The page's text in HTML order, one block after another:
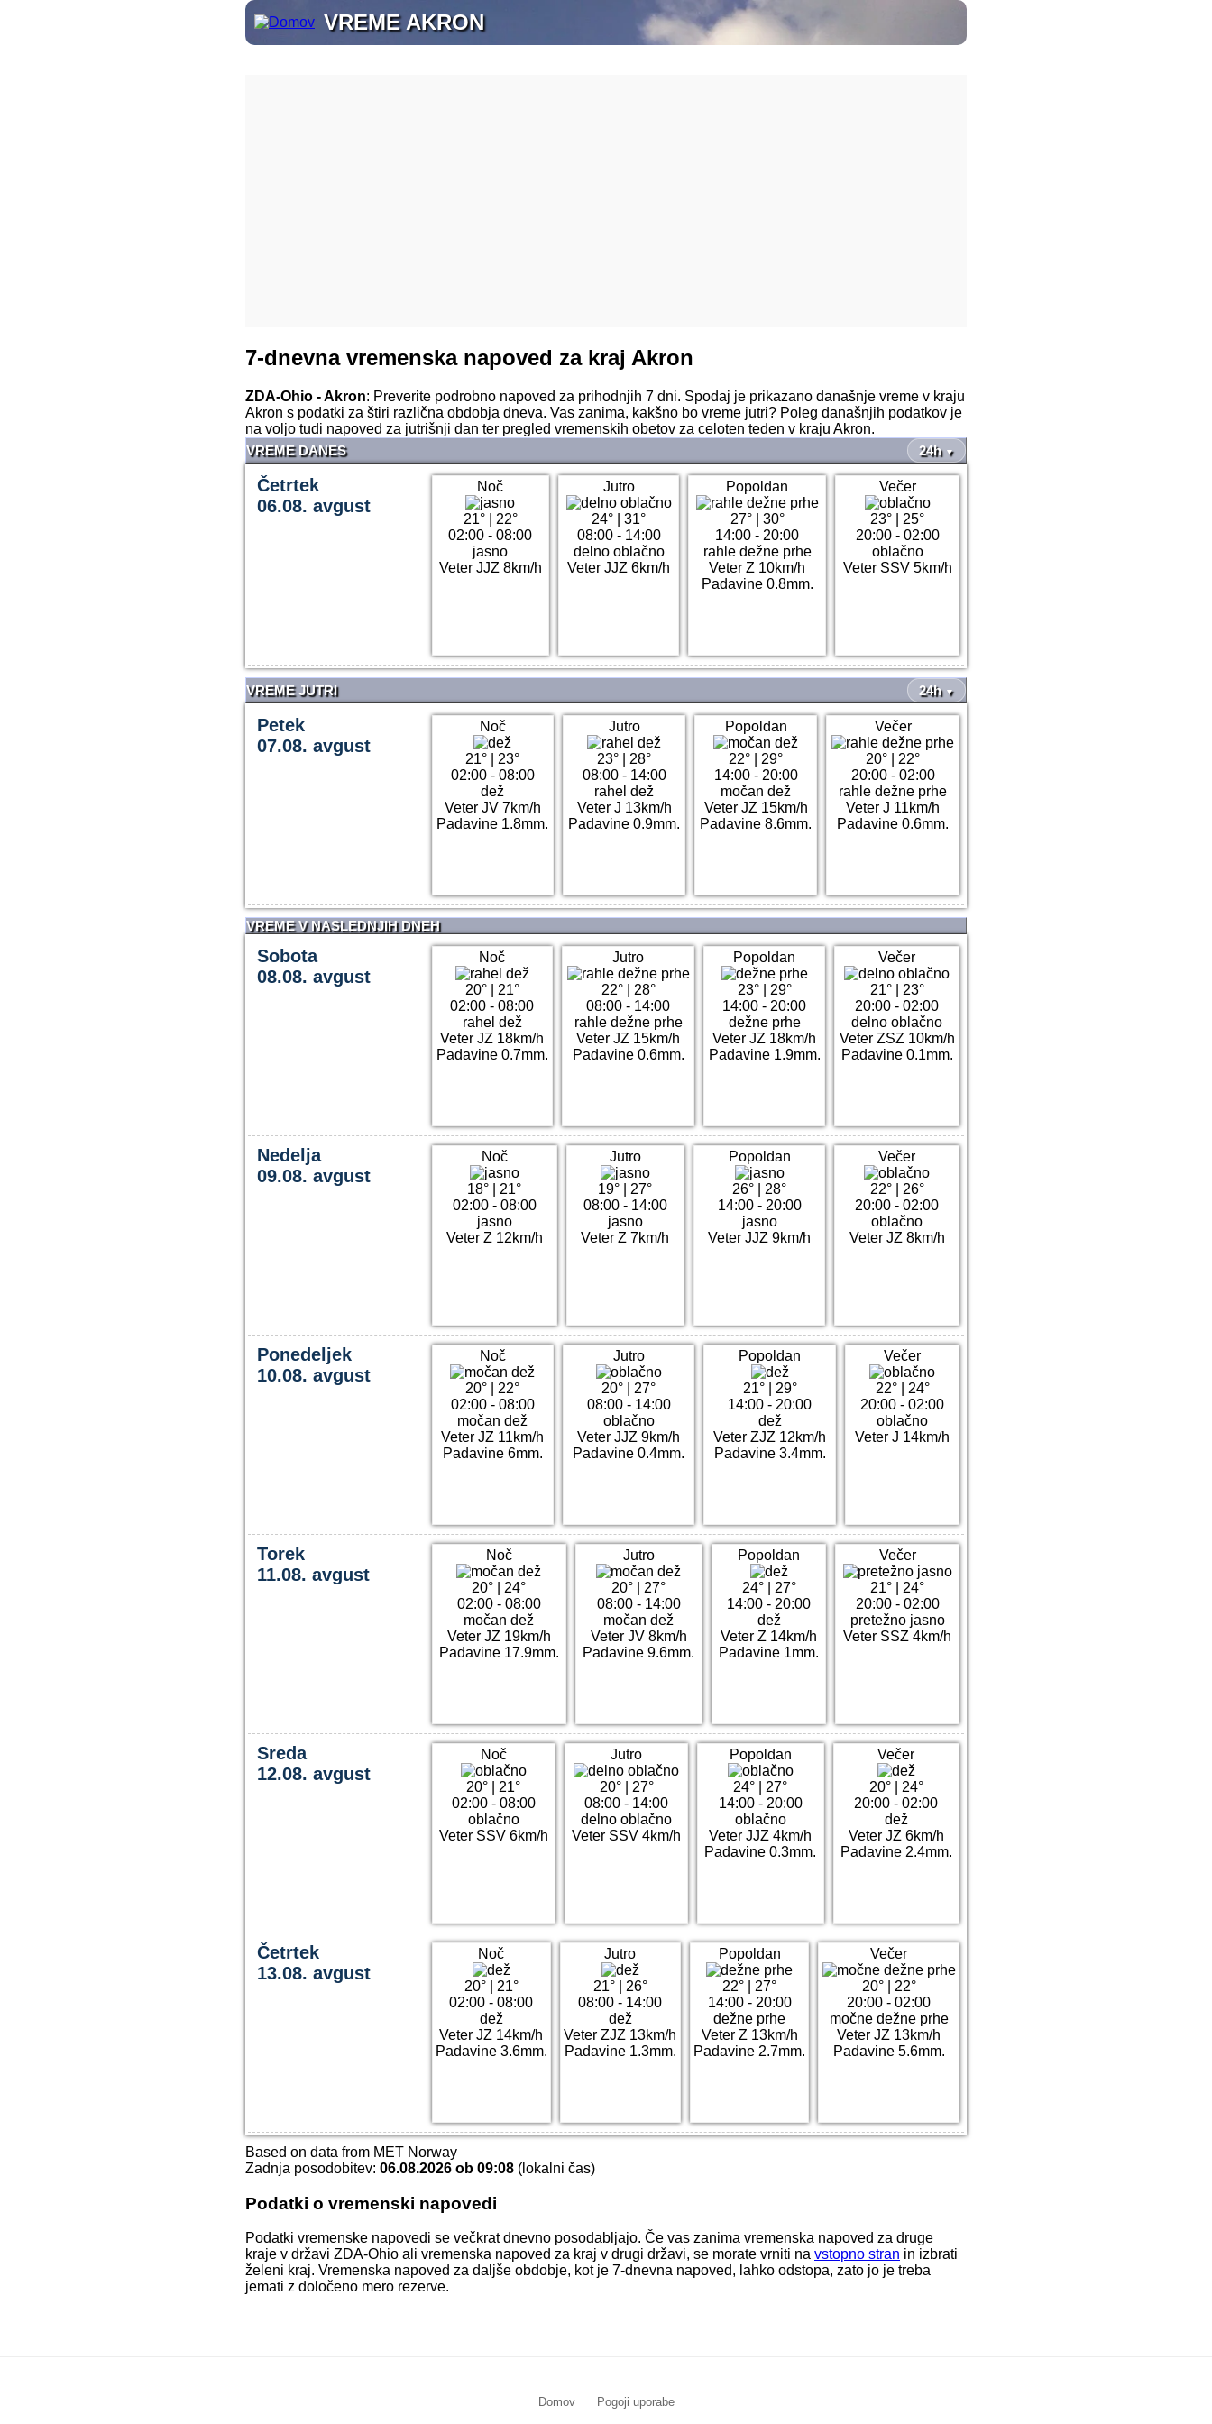
VREME AKRON
7-dnevna vremenska napoved za kraj Akron
ZDA-Ohio - Akron: Preverite podrobno napoved za prihodnjih 7 dni. Spodaj je prikazano današnje vreme v kraju
Akron s podatki za štiri različna obdobja dneva. Vas zanima, kakšno bo vreme jutri? Poleg današnjih podatkov je
na voljo tudi napoved za jutrišnji dan ter pregled vremenskih obetov za celoten teden v kraju Akron.
VREME DANES
24h ▼
Četrtek
06.08. avgust
Noč
21°| 22°
02:00 - 08:00
jasno
Veter JJZ 8km/h
Jutro
24° |31°
08:00 - 14:00
delno oblačno
Veter JJZ 6km/h
Popoldan
27°| 30°
14:00 - 20:00
rahle dežne prhe
Veter Z 10km/h
Padavine 0.8mm.
Večer
23°
25°
20:00 - 02:00
oblačno
Veter SSV 5km/h
VREME JUTRI 24h ▼
Petek
07.08. avgust
Noč
21°
23°
02:00 - 08:00
dež
Veter JV 7km/h
Padavine 1.8mm.
Jutro
23°
28°
08:00 - 14:00
rahel dež
Veter J 13km/h
Padavine 0.9mm.
Popoldan
22°
29°
14:00 - 20:00
močan dež
Veter JZ 15km/h
Padavine 8.6mm.
Večer
20°
22°
20:00 - 02:00
rahle dežne prhe
Veter J 11km/h
Padavine 0.6mm.
VREME V NASLEDNJIH DNEH
Sobota
08.08. avgust
Noč
20°| 21°
02:00 - 08:00
rahel dež
Veter JZ 18km/h
Padavine 0.7mm.
Jutro
22°| 28°
08:00 - 14:00
rahle dežne prhe
Veter JZ 15km/h
Padavine 0.6mm.
Popoldan
23°| 29°
14:00 - 20:00
dežne prhe
Veter JZ 18km/h
Padavine 1.9mm.
Večer
21°| 23°
20:00 - 02:00
delno oblačno
Veter ZSZ 10km/h
Padavine 0.1mm.
Nedelja
09.08. avgust
Noč
18°
21°
02:00 - 08:00
jasno
Veter Z 12km/h
Jutro
19°
27°
08:00 - 14:00
jasno
Veter Z 7km/h
Popoldan
26°
28°
14:00 - 20:00
jasno
Veter JJZ 9km/h
Večer
22°| 26°
20:00 - 02:00
oblačno
Veter JZ 8km/h
Ponedeljek
10.08. avgust
Noč
20°
22°
02:00 - 08:00
močan dež
Veter JZ 11km/h
Padavine 6mm.
Jutro
20°
27°
08:00 - 14:00
oblačno
Veter JJZ 9km/h
Padavine 0.4mm.
Popoldan
21°| 29°
14:00 - 20:00
dež
Veter ZJZ 12km/h
Padavine 3.4mm.
Večer
22°| 24°
20:00 - 02:00
oblačno
Veter J 14km/h
Torek
11.08. avgust
Noč
20°
24°
02:00 - 08:00
močan dež
Veter JZ 19km/h
Padavine 17.9mm.
Jutro
20°
27°
08:00 - 14:00
močan dež
Veter JV 8km/h
Padavine 9.6mm.
Popoldan
24°| 27°
14:00 - 20:00
dež
Veter Z 14km/h
Padavine 1mm.
Večer
21°
24°
20:00 - 02:00
pretežno jasno
Veter SSZ 4km/h
Sreda
12.08. avgust
Noč
20°
21°
02:00 - 08:00
oblačno
Veter SSV 6km/h
Jutro
20°| 27°
08:00 - 14:00
delno oblačno
Veter SSV 4km/h
Popoldan
24°
27°
14:00 - 20:00
oblačno
Veter JJZ 4km/h
Padavine 0.3mm.
Večer
20°| 24°
20:00 - 02:00
dež
Veter JZ 6km/h
Padavine 2.4mm.
Četrtek
13.08. avgust
Noč
20°| 21°
02:00 - 08:00
dež
Veter JZ 14km/h
Padavine 3.6mm.
Jutro
21°| 26°
08:00 - 14:00
dež
Veter ZJZ 13km/h
Padavine 1.3mm.
Popoldan
22°
27°
14:00 - 20:00
dežne prhe
Veter Z 13km/h
Padavine 2.7mm.
Večer
20°| 22°
20:00 - 02:00
močne dežne prhe
Veter JZ 13km/h
Padavine 5.6mm.
Based on data from MET Norway
Zadnja posodobitev: 06.08.2026 ob 09:08 (lokalni čas)
Podatki o vremenski napovedi
Podatki vremenske napovedi se večkrat dnevno posodabljajo. Če vas zanima vremenska napoved za druge
kraje v državi ZDA-Ohio ali vremenska napoved za kraj v drugi državi, se morate vrniti na vstopno stran in izbrati
želeni kraj. Vremenska napoved za daljše obdobje, kot je 7-dnevna napoved, lahko odstopa, zato jo je treba
jemati z določeno mero rezerve.
Domov Pogoji uporabe